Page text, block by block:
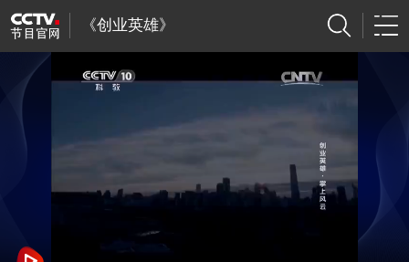
《创业英雄》